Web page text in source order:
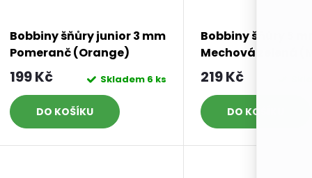
Bobbiny šňůry junior 3 mm
Pomeranč (Orange)
199 Kč Skladem 6 ks
DO KOŠÍKU
Bobbiny šňůry 5 mm
Mechová zelená
Green)
219 Kč
DO KOŠÍKU